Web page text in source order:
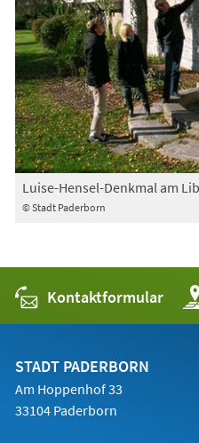
© Stadt Paderborn
Luise-Hensel-Denkmal am
Kontaktformular
in
STADT PADERBORN
Am Hoppenhof 33
33104 Paderborn